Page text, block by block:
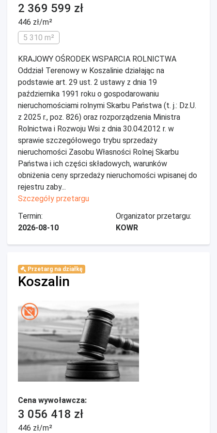
2 369 599 zł
446 zł/m²
5 310 m²
KRAJOWY OŚRODEK WSPARCIA ROLNICTWA
Oddział Terenowy w Koszalinie działając na
podstawie art. 29 ust. 2 ustawy z dnia 19
października 1991 roku o gospodarowaniu
nieruchomościami rolnymi Skarbu Państwa (t. j.: Dz.U.
z 2025 r., poz. 826) oraz rozporządzenia Ministra
Rolnictwa i Rozwoju Wsi z dnia 30.04.2012 r. w
sprawie szczegółowego trybu sprzedaży
nieruchomości Zasobu Własności Rolnej Skarbu
Państwa i ich części składowych, warunków
obniżenia ceny sprzedaży nieruchomości wpisanej do
rejestru zaby...
Szczegóły przetargu
Termin:
2026-08-10
Organizator przetargu:
KOWR
Przetarg na działkę
Koszalin
Cena wywoławcza:
3 056 418 zł
446 zł/m²